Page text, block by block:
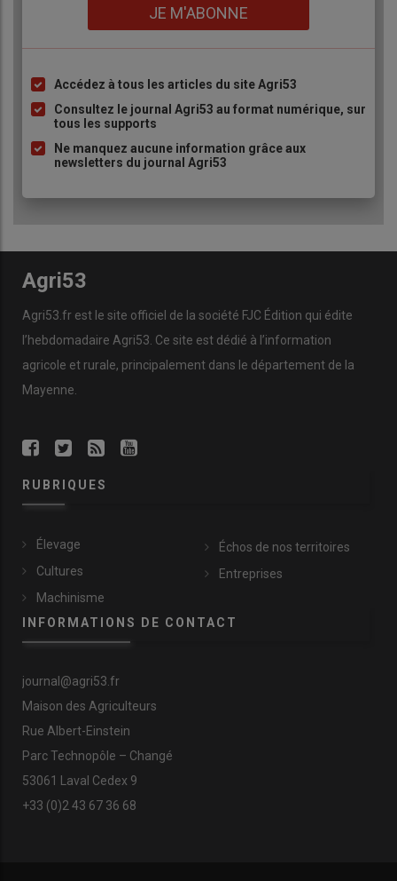
JE M'ABONNE
Liste
à
puce
Accédez à tous les articles du site Agri53
Consultez le journal Agri53 au format numérique, sur
tous les supports
Ne manquez aucune information grâce aux
newsletters du journal Agri53
Agri53
Agri53.fr est le site officiel de la société FJC Édition qui édite
l’hebdomadaire Agri53. Ce site est dédié à l’information
agricole et rurale, principalement dans le département de la
Mayenne.
RUBRIQUES
Élevage
Cultures
Machinisme
Échos de nos territoires
Entreprises
INFORMATIONS DE CONTACT
journal@agri53.fr
Maison des Agriculteurs
Rue Albert-Einstein
Parc Technopôle – Changé
53061 Laval Cedex 9
+33 (0)2 43 67 36 68